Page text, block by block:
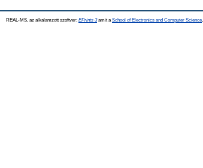
REAL-MS, az alkalamzott szoftver: EPrints 3amit a School of Electronics and Computer Science